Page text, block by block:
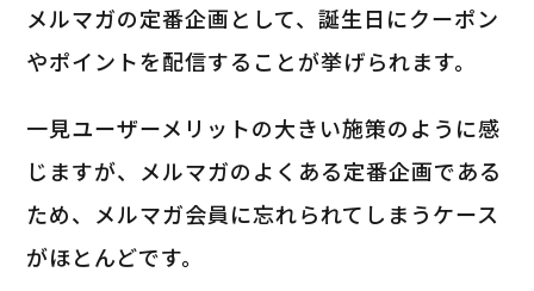
メルマガの定番企画として、誕生日にクーポン
やポイントを配信することが挙げられます。
一見ユーザーメリットの大きい施策のように感
じますが、メルマガのよくある定番企画である
ため、メルマガ会員に忘れられてしまうケース
がほとんどです。